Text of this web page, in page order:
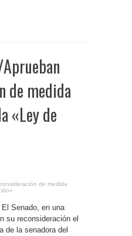
de medida
«Ley de
de medida
Senado, en una
su reconsideración el
de la senadora del